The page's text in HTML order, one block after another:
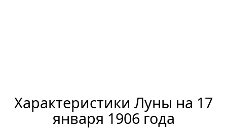
Характеристики Луны на 17
января 1906 года